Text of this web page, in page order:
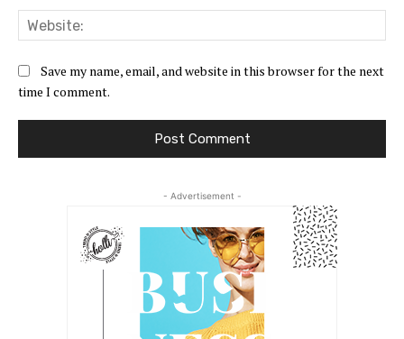
Save my name, email, and website in this browser for the next
time I comment.
- Advertisement -